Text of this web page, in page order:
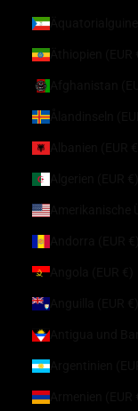
Äthiopien (EUR
Ålandinseln
Amerikanische
Angola (EUR €)
Antigua und
Argentinien
Armenien (EUR